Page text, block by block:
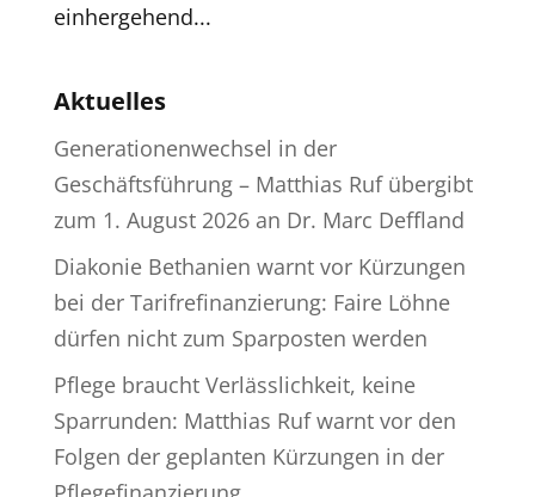
einhergehend...
Aktuelles
Generationenwechsel in der
Geschäftsführung – Matthias Ruf übergibt
zum 1. August 2026 an Dr. Marc Deffland
Diakonie Bethanien warnt vor Kürzungen
bei der Tarifrefinanzierung: Faire Löhne
dürfen nicht zum Sparposten werden
Pflege braucht Verlässlichkeit, keine
Sparrunden: Matthias Ruf warnt vor den
Folgen der geplanten Kürzungen in der